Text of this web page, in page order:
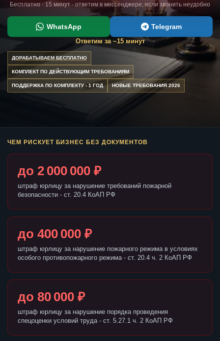
Бесплатно · 15 минут · ответим в мессенджере, если звонить неудобно
WhatsApp Telegram
Ответим за ~15 минут
ДОРАБАТЫВАЕМ БЕСПЛАТНО
КОМПЛЕКТ ПО ДЕЙСТВУЮЩИМ ТРЕБОВАНИЯМ
ПОДДЕРЖКА ПО КОМПЛЕКТУ - 1 ГОД НОВЫЕ ТРЕБОВАНИЯ 2026
ЧЕМ РИСКУЕТ БИЗНЕС БЕЗ ДОКУМЕНТОВ
до 2 000 000 ₽
штраф юрлицу за нарушение требований пожарной
безопасности - ст. 20.4 КоАП РФ
до 400 000 ₽
штраф юрлицу за нарушение пожарного режима в условиях
особого противопожарного режима - ст. 20.4 ч. 2 КоАП РФ
до 80 000 ₽
штраф юрлицу за нарушение порядка проведения
спецоценки условий труда - ст. 5.27.1 ч. 2 КоАП РФ